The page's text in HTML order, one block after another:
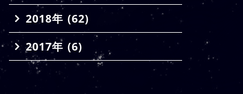
2018年 (62)
2017年 (6)